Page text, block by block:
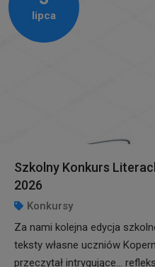
lipca
Szkolny Konkurs
2026
Konkursy
Za nami kolejna edycja
teksty własne uczniów
przeczytał intrygujące…